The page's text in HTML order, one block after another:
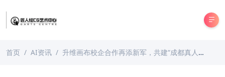
首页 AI资讯 升维画布校企合作再添新军，共建“成都真人漫剧工具平台”人才培养基地